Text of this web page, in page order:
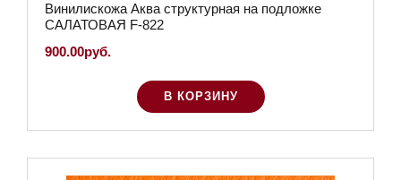
Винилискожа Аква структурная на подложке
САЛАТОВАЯ F-822
900.00руб.
В КОРЗИНУ